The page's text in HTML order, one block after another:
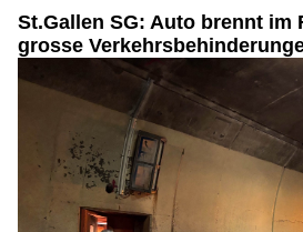
St.Gallen SG: Auto brennt im
grosse